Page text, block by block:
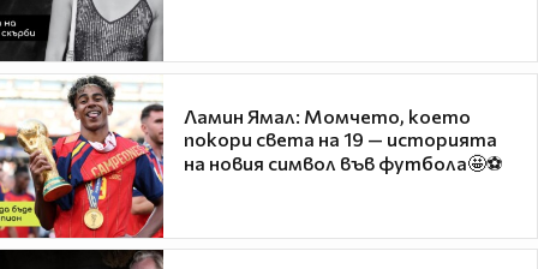
Ламин Ямал: Момчето, което
покори света на 19 — историята
на новия символ във футбола🤩⚽